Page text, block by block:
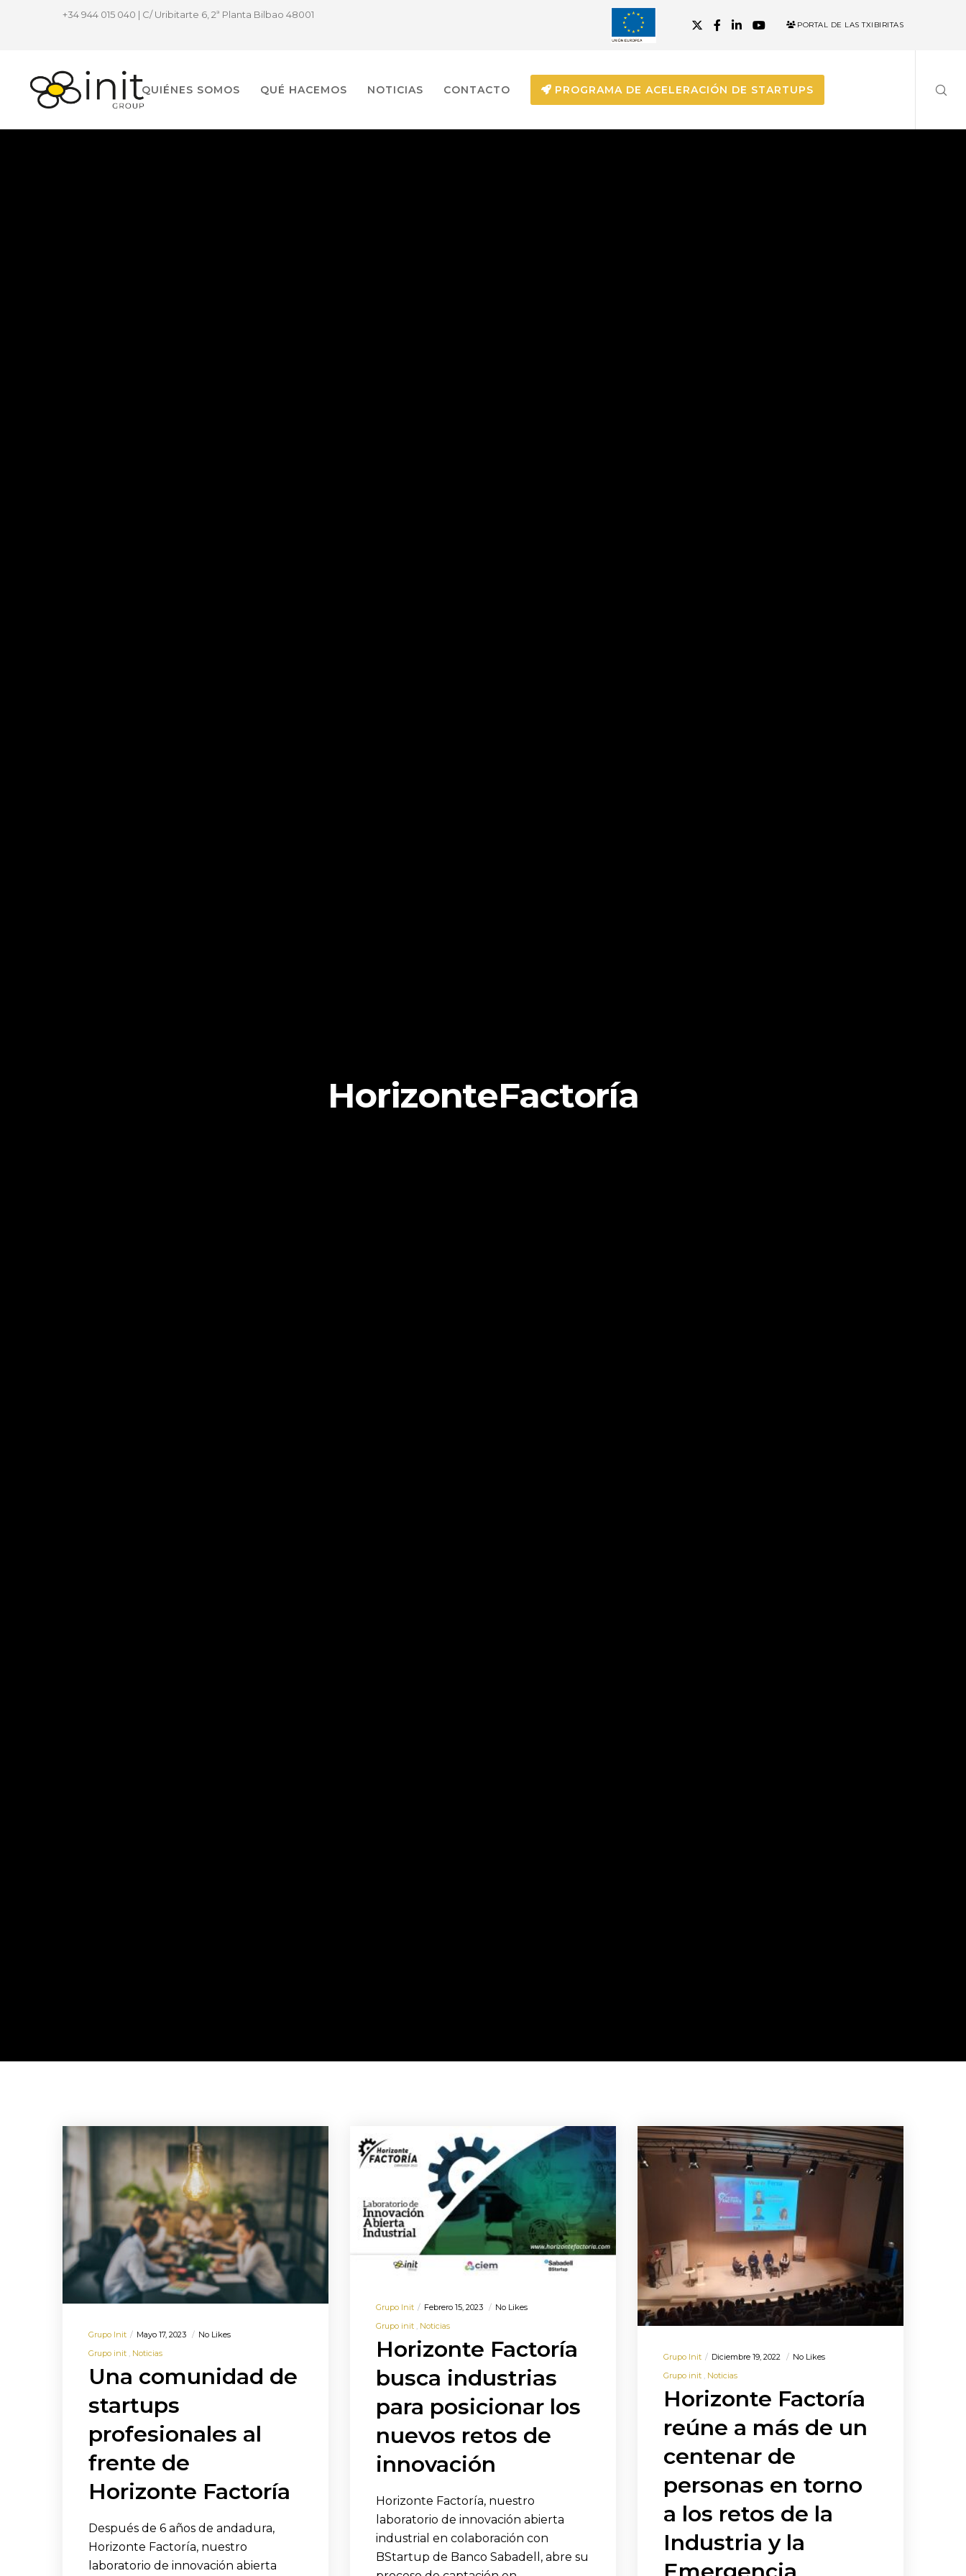
+34 944 015 040 | C/ Uribitarte 6, 2ª Planta Bilbao 48001
PORTAL DE LAS TXIBIRITAS
QUIÉNES SOMOS QUÉ HACEMOS NOTICIAS CONTACTO PROGRAMA DE ACELERACIÓN DE STARTUPS
HorizonteFactoría
Grupo Init Mayo 17, 2023
No Likes
Grupo init
Noticias
Una comunidad de
startups
profesionales al
frente de
Horizonte Factoría
Después de 6 años de andadura,
Horizonte Factoría, nuestro
laboratorio de innovación abierta
Grupo Init Febrero 15, 2023
No Likes
Grupo init
Noticias
Horizonte Factoría
busca industrias
para posicionar los
nuevos retos de
innovación
Horizonte Factoría, nuestro
laboratorio de innovación abierta
industrial en colaboración con
BStartup de Banco Sabadell, abre su
Grupo Init Diciembre 19, 2022
No Likes
Grupo init
Noticias
Horizonte Factoría
reúne a más de un
centenar de
personas en torno
a los retos de la
Industria y la